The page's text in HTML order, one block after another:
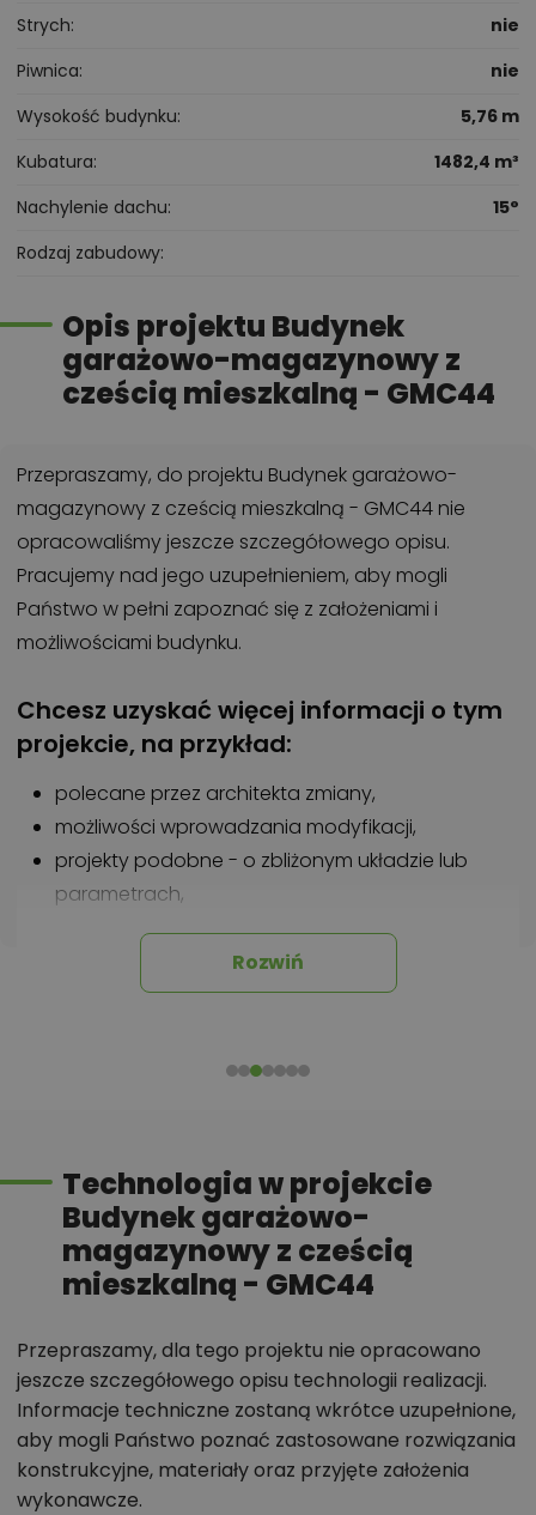
Strych
nie
Piwnica
nie
Wysokość budynku
5,76 m
Kubatura
1482,4 m³
Nachylenie dachu
15°
Rodzaj zabudowy
Opis projektu Budynek
garażowo-magazynowy z
cześcią mieszkalną - GMC44
Przepraszamy, do projektu Budynek garażowo-
magazynowy z cześcią mieszkalną - GMC44 nie
opracowaliśmy jeszcze szczegółowego opisu.
Pracujemy nad jego uzupełnieniem, aby mogli
Państwo w pełni zapoznać się z założeniami i
możliwościami budynku.
Chcesz uzyskać więcej informacji o tym
projekcie, na przykład:
polecane przez architekta zmiany,
możliwości wprowadzania modyfikacji,
projekty podobne - o zbliżonym układzie lub
parametrach,
optymalizacja kosztów budowy domu według
informacje szczegółowe - np. wymiary
Rozwiń
Technologia w projekcie
Budynek garażowo-
magazynowy z cześcią
mieszkalną - GMC44
Przepraszamy, dla tego projektu nie opracowano
jeszcze szczegółowego opisu technologii realizacji.
Informacje techniczne zostaną wkrótce uzupełnione,
aby mogli Państwo poznać zastosowane rozwiązania
konstrukcyjne, materiały oraz przyjęte założenia
wykonawcze.